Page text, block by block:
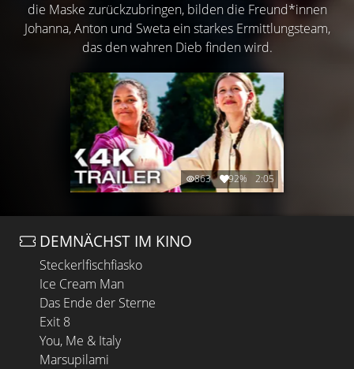
die Maske zurückzubringen, bilden die Freund*innen
Johanna, Anton und Sweta ein starkes Ermittlungsteam,
das den wahren Dieb finden wird.
863 92% 2:05
DEMNÄCHST IM KINO
Steckerlfischfiasko
Ice Cream Man
Das Ende der Sterne
Exit 8
You, Me & Italy
Marsupilami